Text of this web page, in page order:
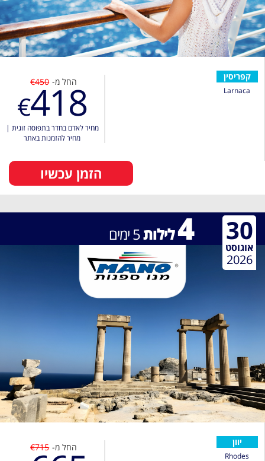
קפריסין
Larnaca
החל מ- €450
€418
מחיר לאדם בחדר בתפוסה זוגית |
מחיר להזמנות באתר
הזמן עכשיו
4לילות5ימים 30
אוגוסט
2026
יוון
Rhodes
החל מ- €715